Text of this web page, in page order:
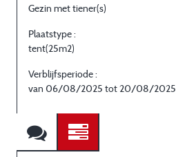
Gezin met tiener(s)
Plaatstype :
tent(25m2)
Verblijfsperiode :
van 06/08/2025 tot 20/08/2025